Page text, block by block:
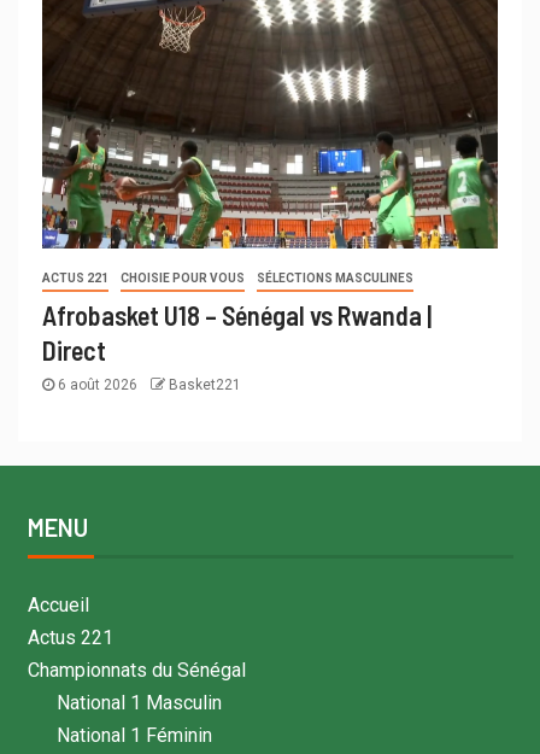
ACTUS 221 CHOISIE POUR VOUS SÉLECTIONS MASCULINES
Afrobasket U18 – Sénégal vs Rwanda |
Direct
6 août 2026 Basket221
MENU
Accueil
Actus 221
Championnats du Sénégal
National 1 Masculin
National 1 Féminin